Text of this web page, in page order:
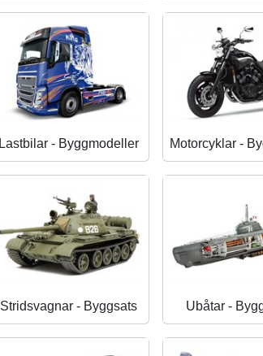
Lastbilar - Byggmodeller Motorcyklar -
Stridsvagnar - Byggsats Ubåtar -